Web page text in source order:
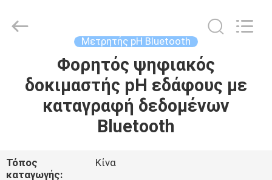
ΑΡΧΙΚΉ
ΣΕΛΊΔΑ
ΣΧΕΤΙΚΆ
Technology
Μετρητής pH Bluetooth
Φορητός ψηφιακός
δοκιμαστής pH εδάφους με
καταγραφή δεδομένων
Bluetooth
Τόπος
καταγωγής:
Κίνα